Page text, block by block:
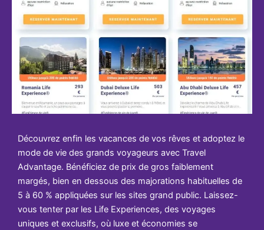
Découvrez enfin les vacances de vos rêves et adoptez le
mode de vie des grands voyageurs avec Travel
Advantage. Bénéficiez de prix de gros faiblement
margés, bien en dessous des majorations habituelles de
5 à 60 % appliquées sur les sites grand public. Laissez-
vous tenter par les Life Experiences, des voyages
uniques et exclusifs, où luxe et économies se